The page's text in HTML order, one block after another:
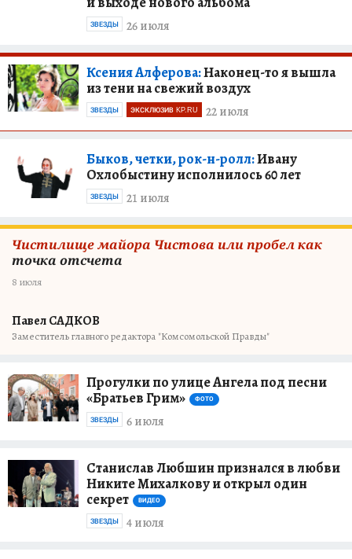
26 июля
ЗВЕЗДЫ
Ксения Алферова:Наконец-то я вышла
из тени на свежий воздух
22 июля
ЗВЕЗДЫ ЭКСКЛЮЗИВ KP.RU
Быков, четки, рок-н-ролл:Ивану
Охлобыстину исполнилось 60 лет
21 июля
ЗВЕЗДЫ
Чистилище майора Чистова или пробел как
точка отсчета
8 июля
Павел САДКОВ
Заместитель главного редактора "Комсомольской Правды"
Прогулки по улице Ангела под песни
«Братьев Грим»
ФОТО
6 июля
ЗВЕЗДЫ
Станислав Любшин признался в любви
Никите Михалкову и открыл один
секрет
ВИДЕО
4 июля
ЗВЕЗДЫ